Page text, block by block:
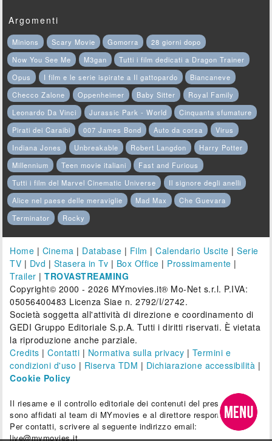
Argomenti
Minions Scary Movie Gomorra
28 giorni dopo
Now You See Me
M3gan
Tutti i film dedicati a Dragon Trainer
Opus
I film e le serie ispirate a Il gattopardo
Biancaneve
Checco Zalone
Oppenheimer Baby Sitter
Royal Family
Leonardo Da Vinci
Jurassic Park - World
Cinquanta sfumature
Pirati dei Caraibi
007 James Bond Auto da corsa
Virus
Indiana Jones
Unbreakable Robert Langdon
Harry Potter
Millennium
Teen movie italiani
Fast and Furious
Tutti i film del Marvel Cinematic Universe
Il signore degli anelli
Alice nel paese delle meraviglie
Mad Max
Che Guevara
Terminator
Rocky
Home | Cinema | Database | Film |Calendario Uscite |Serie
TV | Dvd | Stasera in Tv | Box Office | Prossimamente |
Trailer |TROVASTREAMING
Copyright© 2000 - 2026 MYmovies.it® Mo-Net s.r.l. P.IVA:
05056400483 Licenza Siae n. 2792/I/2742.
Società soggetta all'attività di direzione e coordinamento di
GEDI Gruppo Editoriale S.p.A. Tutti i diritti riservati. È vietata
la riproduzione anche parziale.
Credits |Contatti | Normativa sulla privacy | Termini e
condizioni d'uso | Riserva TDM | Dichiarazione accessibilità |
Cookie Policy
Il riesame e il controllo editoriale dei contenuti del presente sito
sono affidati al team di MYmovies e al direttore responsabile.
Per contatti, scrivere al seguente indirizzo email:
live@mymovies.it